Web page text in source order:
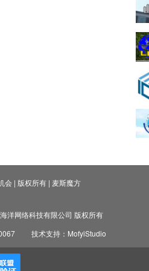
会| 版权所有| 麦斯魔方
洋网络科技有限公司 版权所有
技术支持：MofyiStudio